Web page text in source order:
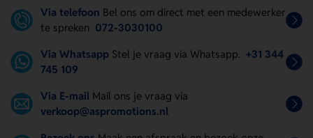
Via telefoon Bel ons om direct met een medewerker
te spreken 072-3030100
Via Whatsapp Stel je vraag via Whatsapp. +31 344
745 109
Via E-mail Mail ons je vraag via
verkoop@aspromotions.nl